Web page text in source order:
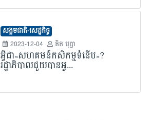
សង្គមជាតិ-សេដ្ឋកិច្ច
2023-12-04
គិត បុប្ផា
អ្វីជា«សហគមន៍កសិកម្មទំនើប»?
រដ្ឋាភិបាលជួយបានអ្វ...